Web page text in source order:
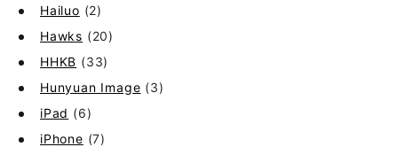
Hailuo (2)
Hawks (20)
HHKB (33)
Hunyuan Image (3)
iPad (6)
iPhone (7)